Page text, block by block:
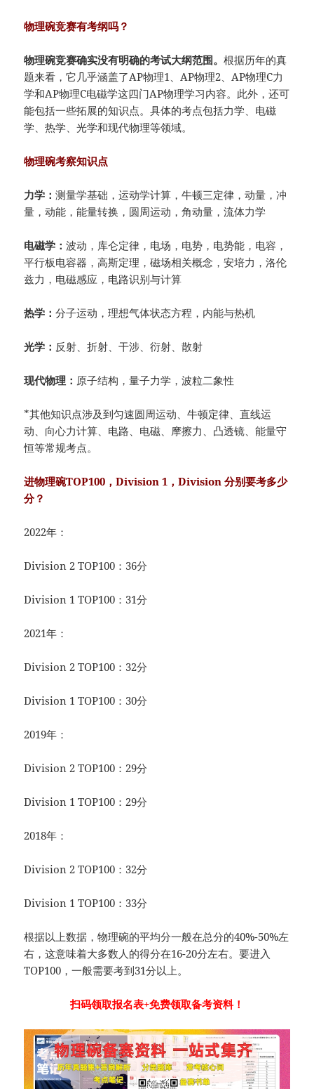
物理碗竞赛有考纲吗？
物理碗竞赛确实没有明确的考试大纲范围。根据历年的真
题来看，它几乎涵盖了AP物理1、AP物理2、AP物理C力
学和AP物理C电磁学这四门AP物理学习内容。此外，还可
能包括一些拓展的知识点。具体的考点包括力学、电磁
学、热学、光学和现代物理等领域。
物理碗考察知识点
力学：测量学基础，运动学计算，牛顿三定律，动量，冲
量，动能，能量转换，圆周运动，角动量，流体力学
电磁学：波动，库仑定律，电场，电势，电势能，电容，
平行板电容器，高斯定理，磁场相关概念，安培力，洛伦
兹力，电磁感应，电路识别与计算
热学：分子运动，理想气体状态方程，内能与热机
光学： 反射、折射、干涉、衍射、散射
现代物理： 原子结构，量子力学，波粒二象性
*其他知识点涉及到匀速圆周运动、牛顿定律、直线运
动、向心力计算、电路、电磁、摩擦力、凸透镜、能量守
恒等常规考点。
进物理碗TOP100，Division 1，Division 分别要考多少
分？
2022年：
Division 2 TOP100：36分
Division 1 TOP100：31分
2021年：
Division 2 TOP100：32分
Division 1 TOP100：30分
2019年：
Division 2 TOP100：29分
Division 1 TOP100：29分
2018年：
Division 2 TOP100：32分
Division 1 TOP100：33分
根据以上数据，物理碗的平均分一般在总分的40%-50%左
右，这意味着大多数人的得分在16-20分左右。要进入
TOP100，一般需要考到31分以上。
扫码领取报名表+免费领取备考资料！